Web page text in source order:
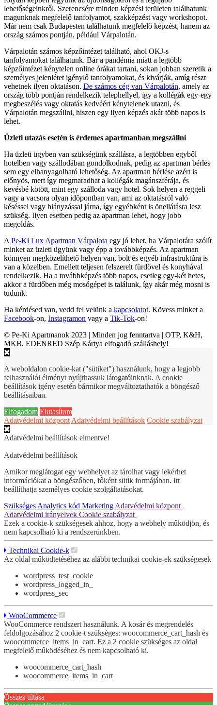
lehetőségeinkről. Szerencsére minden képzési területen találhatunk
magunknak megfelelő tanfolyamot, szakképzést vagy workshopot.
Már nem csak Budapesten találhatunk megfelelő képzést, hanem az
ország számos pontján, például Várpalotán.
Várpalotán számos képzőintézet található, ahol OKJ-s
tanfolyamokat találhatunk. Bár a pandémia miatt a legtöbb
képzőintézet kénytelen online órákat tartani, sokan jobban szeretik a
személyes jelenlétet igénylő tanfolyamokat, és kivárják, amíg részt
vehetnek ilyen oktatáson. De számos cég van Várpalotán, amely az
ország több pontján rendelkezik telephellyel, így a kollégák egy-egy
megbeszélés vagy oktatás kedvéért kénytelenek utazni, és
Várpalotán megszállni, hiszen egy ilyen képzés akár több napos is
lehet.
Üzleti utazás esetén is érdemes apartmanban megszállni
Ha üzleti ügyben van szükségünk szállásra, a legtöbben egyből
hotelben vagy szállodában gondolkodnak, pedig az apartman bérlés
sem egy elhanyagolható lehetőség. Az apartman bérlése azért is
előnyös, mert így megmaradhat a kollégák magánszférája, és
kevésbé kötött, mint egy szálloda vagy hotel. Sok helyen a reggeli
vagy a vacsora olyan időpontban van, ami az oktatásról való
késéssel vagy hiányzással járna, így egyébként is önellátásra lesz
szükség. Ilyen esetben pedig az apartman lehet, hogy jobb
megoldás.
A Pe-Ki Lux Apartman Várpalota egy jó lehet, ha Várpalotára szólít
minket az üzleti ügyünk vagy épp a továbbképzés. Az apartman
könnyen megközelíthető helyen van, bolt és egyéb infrastruktúra is
van a közelben. Emellett teljesen felszerelt fürdővel és konyhával
rendelkezik. Ha a továbbképzés több napos, esetleg egy-két hetes,
akkor a fürdőben még mosógépet is találunk, így akár még mosni is
tudunk.
Ha kérdésed van, vedd fel velünk a kapcsolatot. Kövess minket a
Facebook-on, Instagramon vagy a Tik-Tok-on!
© Pe-Ki Apartmanok 2023 | Minden jog fenntartva | OTP, K&H,
MKB, EDENRED Szép Kártya elfogadó szálláshely!
A weboldalon cookie-kat ("sütiket") használunk, hogy a legjobb
felhasználói élményt nyújthassuk látogatóinknak. A cookie
beállítások igény esetén bármikor megváltoztathatók a böngésző
beállításaiban.
Elfogadom Elutasítom
Adatvédelmi központ Adatvédelmi beállítások Cookie szabályzat
Adatvédelmi beállítások elmentve!
Adatvédelmi beállítások
Amikor meglátogat egy webhelyet az tárolhat vagy lekérhet
információkat a böngészőben, főként sütik formájában. Itt
beállíthatja személyes cookie szolgáltatásokat.
Szükséges Analytics kód Marketing Adatvédelmi központ
Adatvédelmi irányelvek Cookie szabályzat
Ezek a cookie-k szükségesek ahhoz, hogy a webhely működjön, és
nem kapcsolható ki a rendszerünkben.
Technikai Cookie-k
Az oldal működtetéséhez az alábbi technikai cookie-ek szükségesek
wordpress_test_cookie
wordpress_logged_in_
wordpress_sec
WooCommerce
WooCommerce rendszert használunk. A kosár és megrendelés
feldolgozásához 2 cookie-t szükséges: woocommerce_cart_hash és
woocommerce_items_in_cart. Ez a 2 cookie szükséges az oldal
megfelelő működéséhez és nem kapcsolható ki.
woocommerce_cart_hash
woocommerce_items_in_cart
Összes tiltása